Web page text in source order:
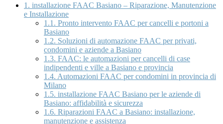
1. installazione FAAC Basiano – Riparazione, Manutenzione
e Installazione
1.1. Pronto intervento FAAC per cancelli e portoni a
Basiano
1.2. Soluzioni di automazione FAAC per privati,
condomini e aziende a Basiano
1.3. FAAC: le automazioni per cancelli di case
indipendenti e ville a Basiano e provincia
1.4. Automazioni FAAC per condomini in provincia di
Milano
1.5. installazione FAAC Basiano per le aziende di
Basiano: affidabilità e sicurezza
1.6. Riparazioni FAAC a Basiano: installazione,
manutenzione e assistenza